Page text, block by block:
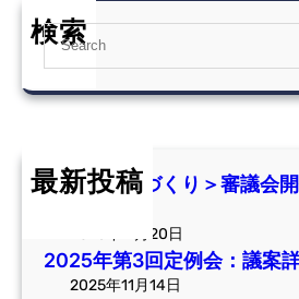
検索
S
a
h
最新投稿
審議会環境づくり＞審議会
2025年11月20日
2025年第3回定例会：議案
2025年11月14日